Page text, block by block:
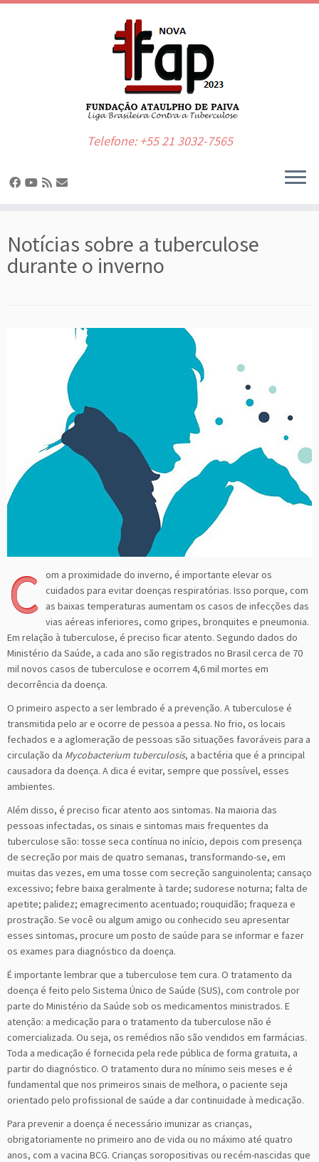
content
Telefone: +55 21 3032-7565
Notícias sobre a tuberculose
durante o inverno
C om a proximidade do inverno, é importante elevar os
cuidados para evitar doenças respiratórias. Isso porque, com
as baixas temperaturas aumentam os casos de infecções das
vias aéreas inferiores, como gripes, bronquites e pneumonia.
Em relação à tuberculose, é preciso ficar atento. Segundo dados do
Ministério da Saúde, a cada ano são registrados no Brasil cerca de 70
mil novos casos de tuberculose e ocorrem 4,6 mil mortes em
decorrência da doença.
O primeiro aspecto a ser lembrado é a prevenção. A tuberculose é
transmitida pelo ar e ocorre de pessoa a pessa. No frio, os locais
fechados e a aglomeração de pessoas são situações favoráveis para a
circulação da Mycobacterium tuberculosis, a bactéria que é a principal
causadora da doença. A dica é evitar, sempre que possível, esses
ambientes.
Além disso, é preciso ficar atento aos sintomas. Na maioria das
pessoas infectadas, os sinais e sintomas mais frequentes da
tuberculose são: tosse seca contínua no início, depois com presença
de secreção por mais de quatro semanas, transformando-se, em
muitas das vezes, em uma tosse com secreção sanguinolenta; cansaço
excessivo; febre baixa geralmente à tarde; sudorese noturna; falta de
apetite; palidez; emagrecimento acentuado; rouquidão; fraqueza e
prostração. Se você ou algum amigo ou conhecido seu apresentar
esses sintomas, procure um posto de saúde para se informar e fazer
os exames para diagnóstico da doença.
É importante lembrar que a tuberculose tem cura. O tratamento da
doença é feito pelo Sistema Único de Saúde (SUS), com controle por
parte do Ministério da Saúde sob os medicamentos ministrados. E
atenção: a medicação para o tratamento da tuberculose não é
comercializada. Ou seja, os remédios não são vendidos em farmácias.
Toda a medicação é fornecida pela rede pública de forma gratuita, a
partir do diagnóstico. O tratamento dura no mínimo seis meses e é
fundamental que nos primeiros sinais de melhora, o paciente seja
orientado pelo profissional de saúde a dar continuidade à medicação.
Para prevenir a doença é necessário imunizar as crianças,
obrigatoriamente no primeiro ano de vida ou no máximo até quatro
anos, com a vacina BCG. Crianças soropositivas ou recém-nascidas que